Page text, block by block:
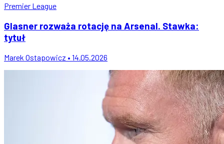
Premier League
Glasner rozważa rotację na Arsenal. Stawka:
tytuł
Marek Ostapowicz • 14.05.2026